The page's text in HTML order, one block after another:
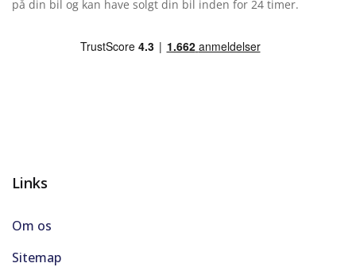
Touchskærm
Udvendig temperaturmåler
på din bil og kan have solgt din bil inden for 24 timer.
Links
Om os
Sitemap